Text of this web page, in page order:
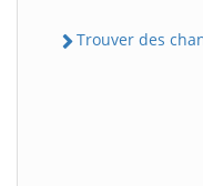
Trouver des